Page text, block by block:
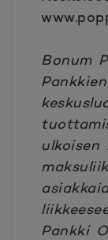
Bonum
ulkoisen
Pankki